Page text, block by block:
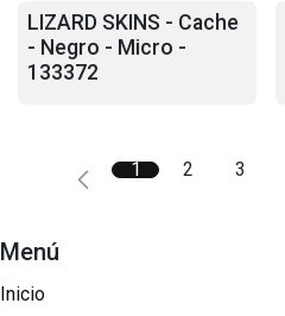
LIZARD SKINS - Cache
- Negro - Micro -
133372
1 2 3
Menú
Inicio